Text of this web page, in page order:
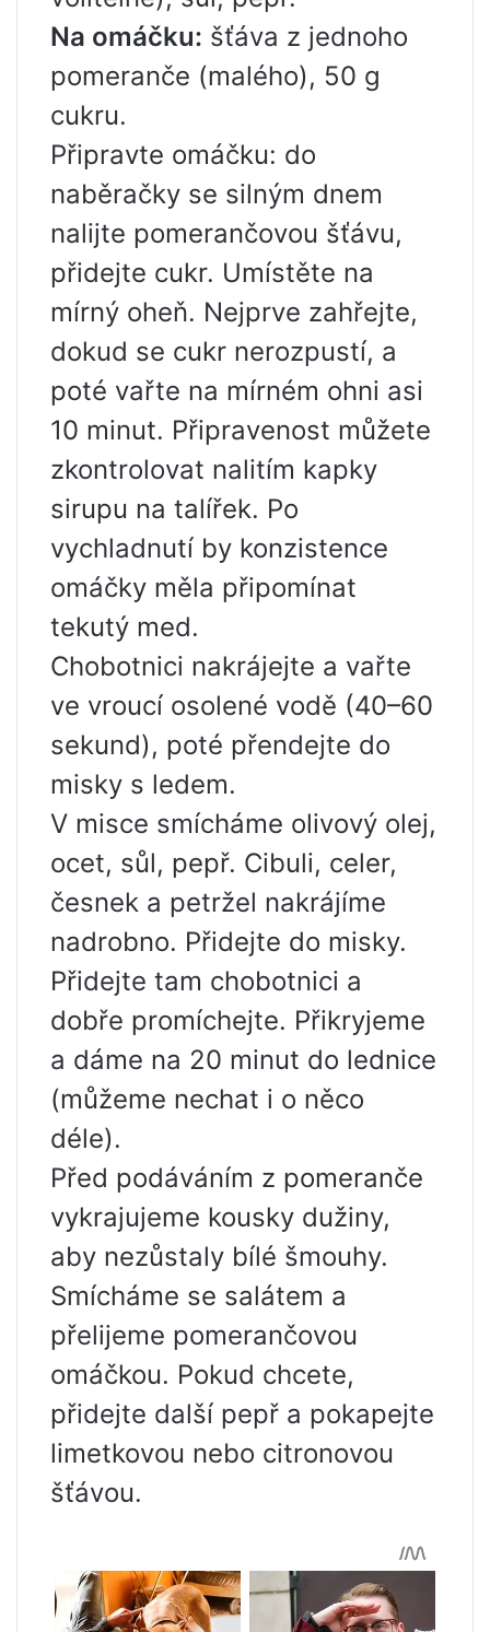
Na omáčku: šťáva z jednoho
pomeranče (malého), 50 g
cukru.
Připravte omáčku: do
naběračky se silným dnem
nalijte pomerančovou šťávu,
přidejte cukr. Umístěte na
mírný oheň. Nejprve zahřejte,
dokud se cukr nerozpustí, a
poté vařte na mírném ohni asi
10 minut. Připravenost můžete
zkontrolovat nalitím kapky
sirupu na talířek. Po
vychladnutí by konzistence
omáčky měla připomínat
tekutý med.
Chobotnici nakrájejte a vařte
ve vroucí osolené vodě (40–60
sekund), poté přendejte do
misky s ledem.
V misce smícháme olivový olej,
ocet, sůl, pepř. Cibuli, celer,
česnek a petržel nakrájíme
nadrobno. Přidejte do misky.
Přidejte tam chobotnici a
dobře promíchejte. Přikryjeme
a dáme na 20 minut do lednice
(můžeme nechat i o něco
déle).
Před podáváním z pomeranče
vykrajujeme kousky dužiny,
aby nezůstaly bílé šmouhy.
Smícháme se salátem a
přelijeme pomerančovou
omáčkou. Pokud chcete,
přidejte další pepř a pokapejte
limetkovou nebo citronovou
šťávou.